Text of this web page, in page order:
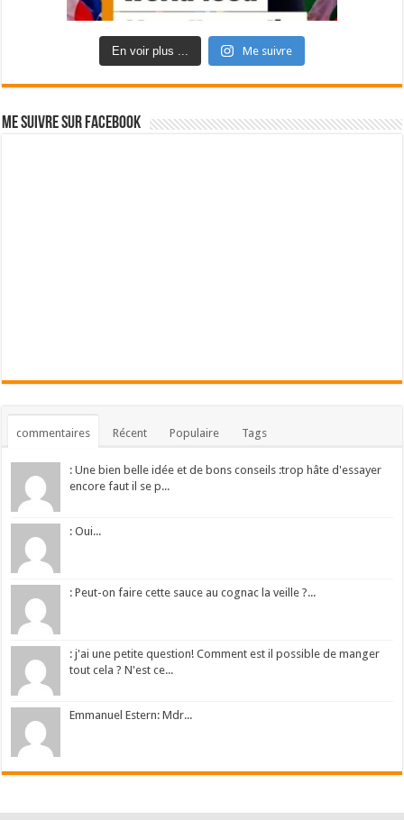
En voir plus ... Me suivre
Me suivre sur Facebook
commentaires Récent Populaire Tags
: Une bien belle idée et de bons conseils :trop hâte d'essayer
encore faut il se p...
: Oui...
: Peut-on faire cette sauce au cognac la veille ?...
: j'ai une petite question! Comment est il possible de manger
tout cela ? N'est ce...
Emmanuel Estern: Mdr...